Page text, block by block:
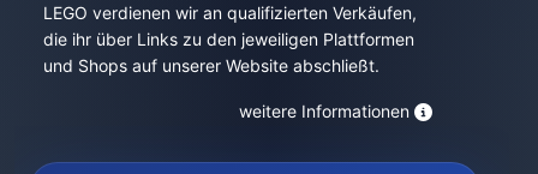
LEGO verdienen wir an qualifizierten Verkäufen,
die ihr über Links zu den jeweiligen Plattformen
und Shops auf unserer Website abschließt.
weitere Informationen